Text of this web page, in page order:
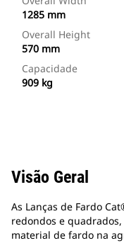
1285 mm
Overall Height
570 mm
Capacidade
909 kg
Visão Geral
As Lanças de Fardo
redondos e
material de fardo na